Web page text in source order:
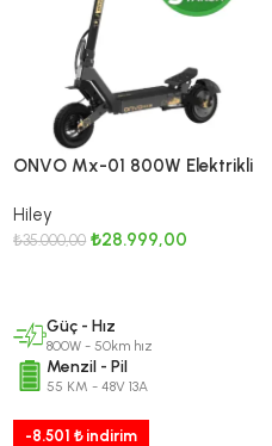
ONVO Mx-01 800W Elektrikli
Hiley
₺35.000,00 ₺28.999,00
Güç - Hız
800W - 50km hız
Menzil - Pil
55 KM - 48V 13A
-8.501 ₺ indirim